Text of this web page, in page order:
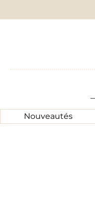
Nouveautés